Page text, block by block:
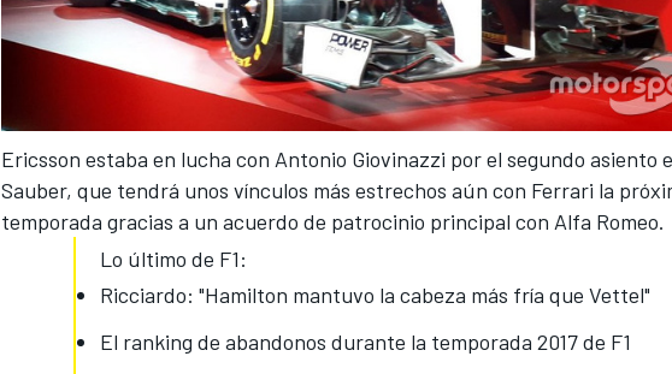
Ericsson estaba en lucha con Antonio Giovinazzi por el segundo asiento
Sauber, que tendrá unos vínculos más estrechos aún con Ferrari la
temporada gracias a un acuerdo de patrocinio principal con Alfa Romeo.
Lo último de F1:
Ricciardo: "Hamilton mantuvo la cabeza más fría que Vettel"
El ranking de abandonos durante la temporada 2017 de F1